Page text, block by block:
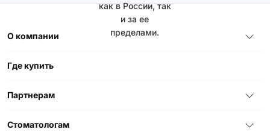
как в России, так
и за ее
пределами.
О компании
Где купить
Партнерам
Стоматологам